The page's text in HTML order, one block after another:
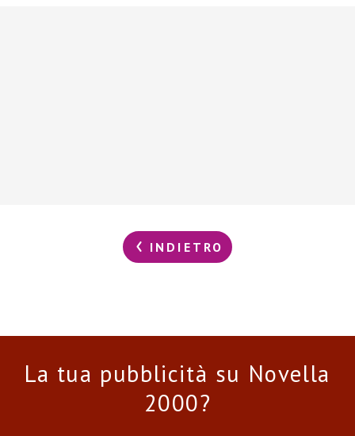
INDIETRO
La tua pubblicità su Novella
2000?